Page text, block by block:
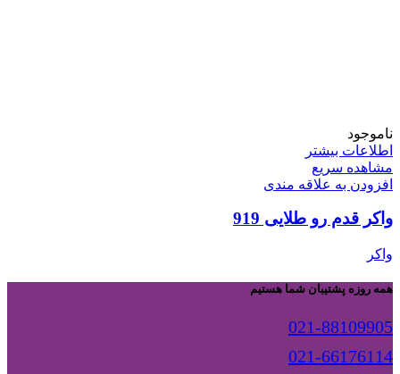
ناموجود
اطلاعات بیشتر
مشاهده سریع
افزودن به علاقه مندی
واکر قدم رو طلایی 919
واکر
همه روزه پشتیبان شما هستیم
021-88109905
021-66176114